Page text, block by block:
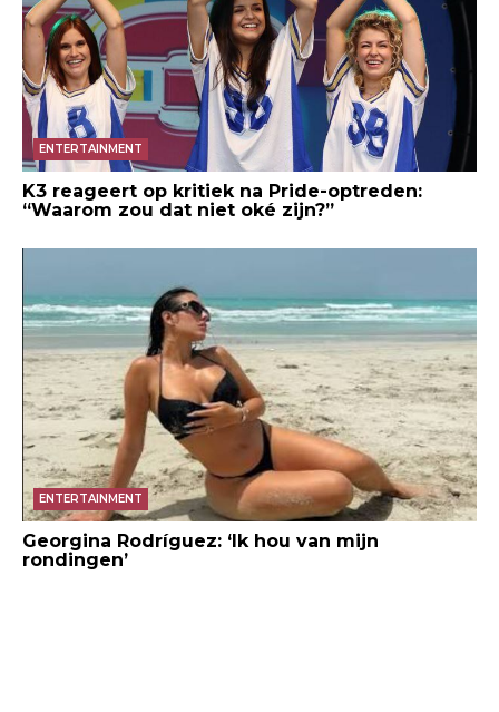
ENTERTAINMENT
K3 reageert op kritiek na Pride-optreden:
“Waarom zou dat niet oké zijn?”
ENTERTAINMENT
Georgina Rodríguez: ‘Ik hou van mijn
rondingen’